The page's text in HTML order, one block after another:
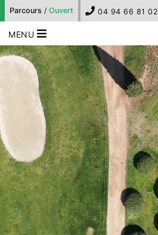
Parcours / Ouvert 04 94 66 81 02
MENU